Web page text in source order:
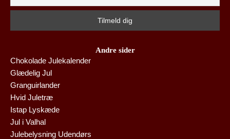
Andre sider
Chokolade Julekalender
Glædelig Jul
Granguirlander
Hvid Juletræ
Istap Lyskæde
Jul i Valhal
Julebelysning Udendørs